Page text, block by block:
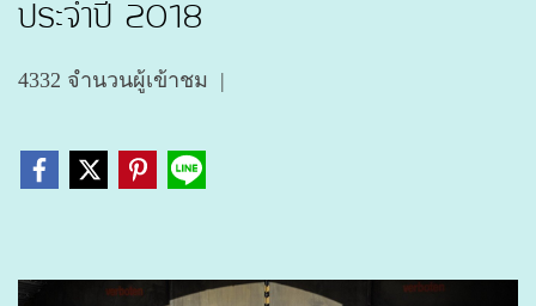
ประจำปี 2018
4332 จำนวนผู้เข้าชม |